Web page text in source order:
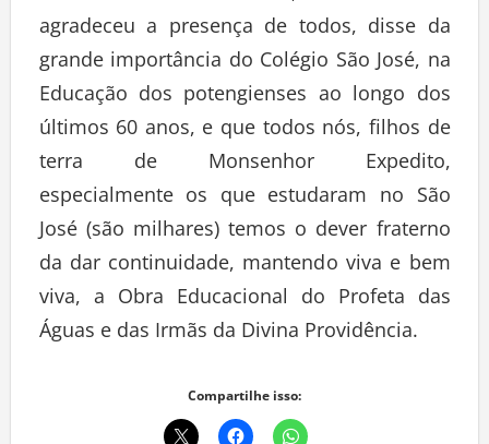
agradeceu a presença de todos, disse da
grande importância do Colégio São José, na
Educação dos potengienses ao longo dos
últimos 60 anos, e que todos nós, filhos de
terra de Monsenhor Expedito,
especialmente os que estudaram no São
José (são milhares) temos o dever fraterno
da dar continuidade, mantendo viva e bem
viva, a Obra Educacional do Profeta das
Águas e das Irmãs da Divina Providência.
Compartilhe isso: